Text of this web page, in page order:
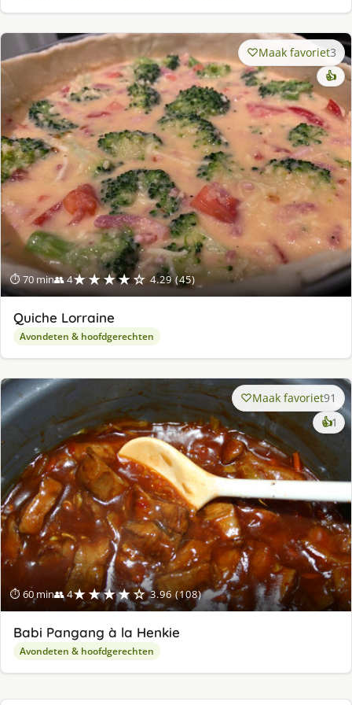
⏱ 70 min👥 4★★★★☆ 4.29 (45)
Maak favoriet3
👍
Quiche Lorraine
Avondeten & hoofdgerechten
⏱ 60 min👥 4★★★★☆ 3.96 (108)
Maak favoriet91
👍1
Babi Pangang à la Henkie
Avondeten & hoofdgerechten